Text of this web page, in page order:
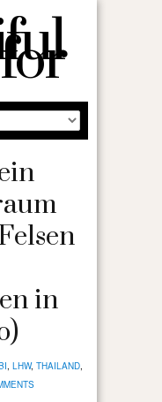
in
, LHW, THAILAND,